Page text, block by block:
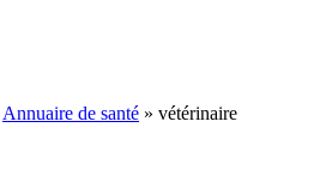
Annuaire de santé » vétérinaire